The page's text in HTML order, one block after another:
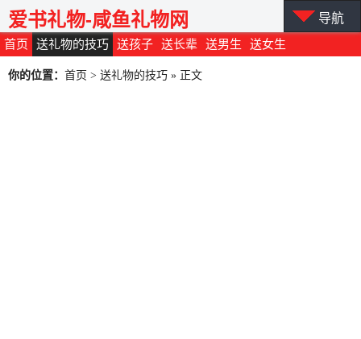
首页 送礼物的技巧 送孩子 送长辈 送男生 送女生
爱书礼物-咸鱼礼物网 导航
你的位置： 首页 > 送礼物的技巧 » 正文